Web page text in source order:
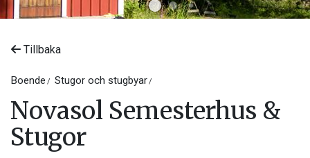
Tillbaka
Boende Stugor och stugbyar
Novasol Semesterhus &
Stugor